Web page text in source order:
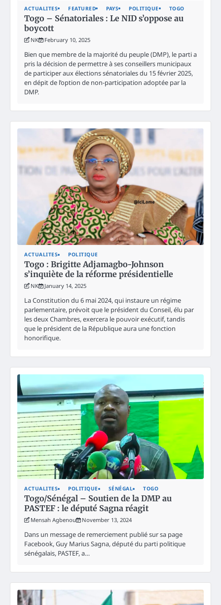
ACTUALITES FEATURED PAYS POLITIQUE TOGO
Togo – Sénatoriales : Le NID s’oppose au
boycott
NK February 10, 2025
Bien que membre de la majorité du peuple (DMP), le parti a
pris la décision de permettre à ses conseillers municipaux
de participer aux élections sénatoriales du 15 février 2025,
en dépit de l’option de non-participation adoptée par la
DMP.
ACTUALITES POLITIQUE
Togo : Brigitte Adjamagbo-Johnson
s’inquiète de la réforme présidentielle
NK January 14, 2025
La Constitution du 6 mai 2024, qui instaure un régime
parlementaire, prévoit que le président du Conseil, élu par
les deux Chambres, exercera le pouvoir exécutif, tandis
que le président de la République aura une fonction
honorifique.
ACTUALITES POLITIQUE SÉNÉGAL TOGO
Togo/Sénégal – Soutien de la DMP au
PASTEF : le député Sagna réagit
Mensah Agbenou November 13, 2024
Dans un message de remerciement publié sur sa page
Facebook, Guy Marius Sagna, député du parti politique
sénégalais, PASTEF, a…